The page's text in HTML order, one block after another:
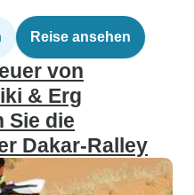
Reise ansehen
von
& Erg
Sie die
Dakar-Ralley